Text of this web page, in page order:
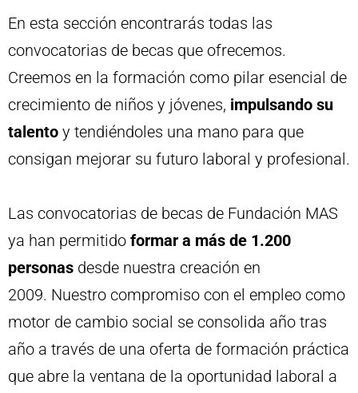
En esta sección encontrarás todas las
convocatorias de becas que ofrecemos.
Creemos en la formación como pilar esencial de
crecimiento de niños y jóvenes, impulsando su
talento y tendiéndoles una mano para que
consigan mejorar su futuro laboral y profesional.
Las convocatorias de becas de Fundación MAS
ya han permitido formar a más de 1.200
personas desde nuestra creación en
2009. Nuestro compromiso con el empleo como
motor de cambio social se consolida año tras
año a través de una oferta de formación práctica
que abre la ventana de la oportunidad laboral a